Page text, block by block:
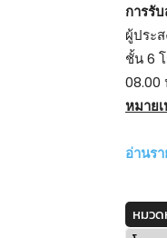
การรั
ผู้ประ
ชั้น 6
08.00
หมาย
อ่านร
หมว